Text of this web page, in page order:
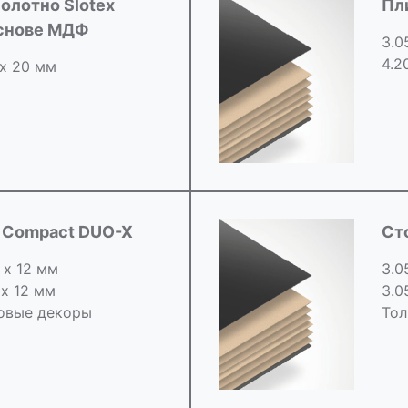
Slotex
МДФ
20 мм
DUO-X
х 12 мм
12 мм
декоры